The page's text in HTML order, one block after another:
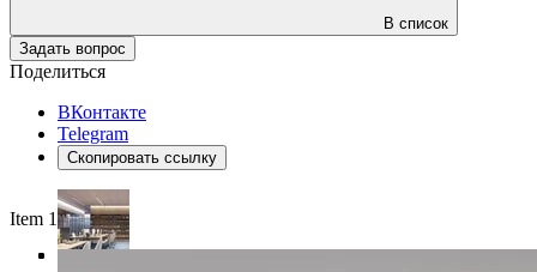
В список
Задать вопрос
Поделиться
ВКонтакте
Telegram
Скопировать ссылку
Item 1 of 4